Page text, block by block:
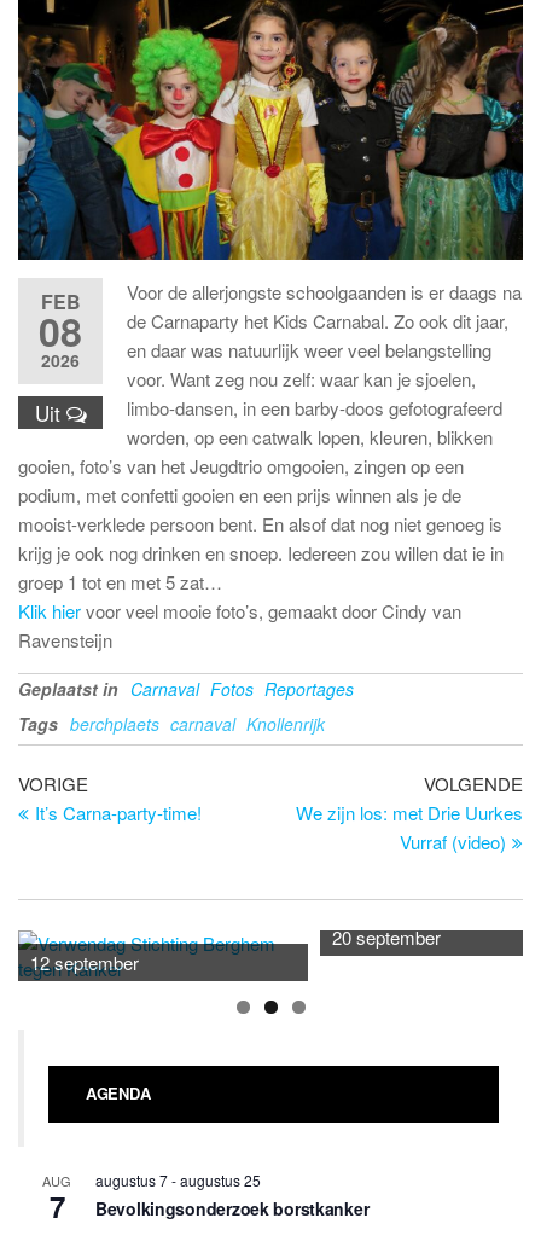
FEB
08
2026
Uit
Voor de allerjongste schoolgaanden is er daags na
de Carnaparty het Kids Carnabal. Zo ook dit jaar,
en daar was natuurlijk weer veel belangstelling
voor. Want zeg nou zelf: waar kan je sjoelen,
limbo-dansen, in een barby-doos gefotografeerd
worden, op een catwalk lopen, kleuren, blikken
gooien, foto’s van het Jeugdtrio omgooien, zingen op een
podium, met confetti gooien en een prijs winnen als je de
mooist-verklede persoon bent. En alsof dat nog niet genoeg is
krijg je ook nog drinken en snoep. Iedereen zou willen dat ie in
groep 1 tot en met 5 zat…
Klik hiervoor veel mooie foto’s, gemaakt door Cindy van
Ravensteijn
Geplaatst in Carnaval Fotos Reportages
Tags berchplaets carnaval Knollenrijk
Bericht
navigatie
Vorig
bericht
VORIGE
It’s Carna-party-time!
VOLGENDE
We zijn los: met Drie Uurkes
Vurraf (video)
12 september
20 september
AGENDA
AUG
7
augustus 7-augustus 25
Bevolkingsonderzoek borstkanker